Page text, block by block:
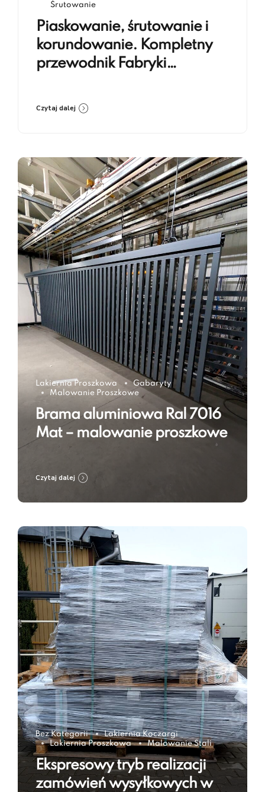
Śrutowanie
Piaskowanie, śrutowanie i
korundowanie. Kompletny
przewodnik Fabryki
Czytaj dalej
Lakiernia Proszkowa
Gabaryty
Malowanie Proszkowe
Brama aluminiowa Ral 7016
Mat – malowanie proszkowe
Czytaj dalej
Bez Kategorii
Lakiernia Koczargi
Lakiernia Proszkowa
Malowanie Stali
Ekspresowy tryb realizacji
zamówień wysyłkowych w